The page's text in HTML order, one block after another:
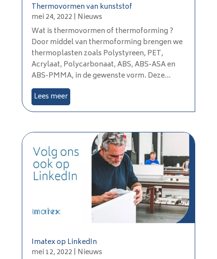
Thermovormen van kunststof
mei 24, 2022 | Nieuws
Wat is thermovormen of thermoforming ?
Door middel van thermoforming brengen we
thermoplasten zoals Polystyreen, PET,
Acrylaat, Polycarbonaat, ABS, ABS-ASA en
ABS-PMMA, in de gewenste vorm. Deze...
Lees meer
Imatex op LinkedIn
mei 12, 2022 | Nieuws